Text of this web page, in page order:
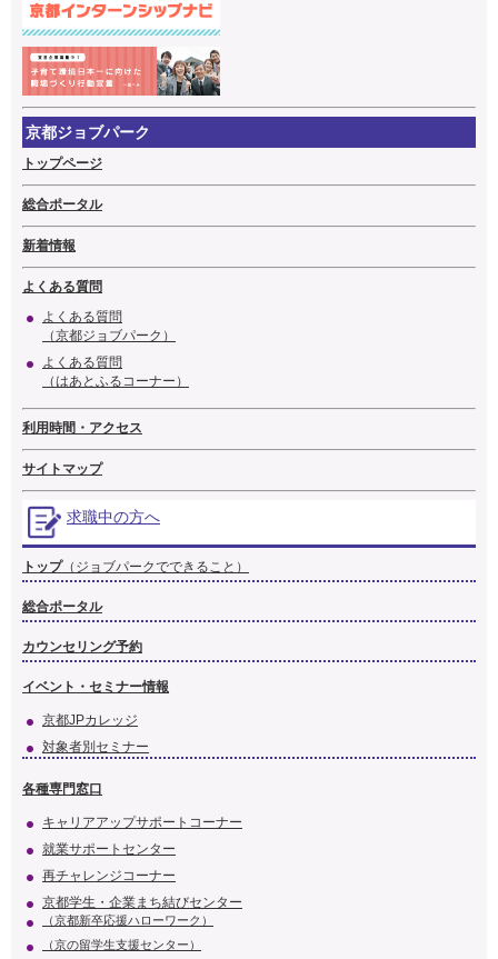
京都ジョブパーク
トップページ
総合ポータル
新着情報
よくある質問
よくある質問
（京都ジョブパーク）
よくある質問
（はあとふるコーナー）
利用時間・アクセス
サイトマップ
求職中の方へ
トップ（ジョブパークでできること）
総合ポータル
カウンセリング予約
イベント・セミナー情報
京都JPカレッジ
対象者別セミナー
各種専門窓口
キャリアアップサポートコーナー
就業サポートセンター
再チャレンジコーナー
京都学生・企業まち結びセンター
（京都新卒応援ハローワーク）
（京の留学生支援センター）